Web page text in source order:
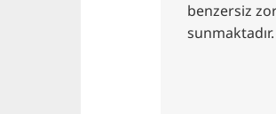
benzersiz
sunmaktadır.